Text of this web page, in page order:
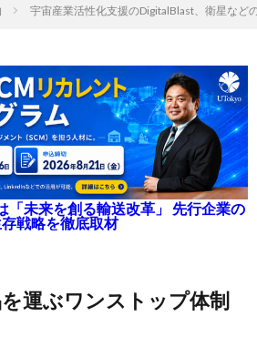
宇宙産業活性化支援のDigitalBlast、衛星など
「未来を創る輸送改革」 先行企業の
戦略を徹底取材